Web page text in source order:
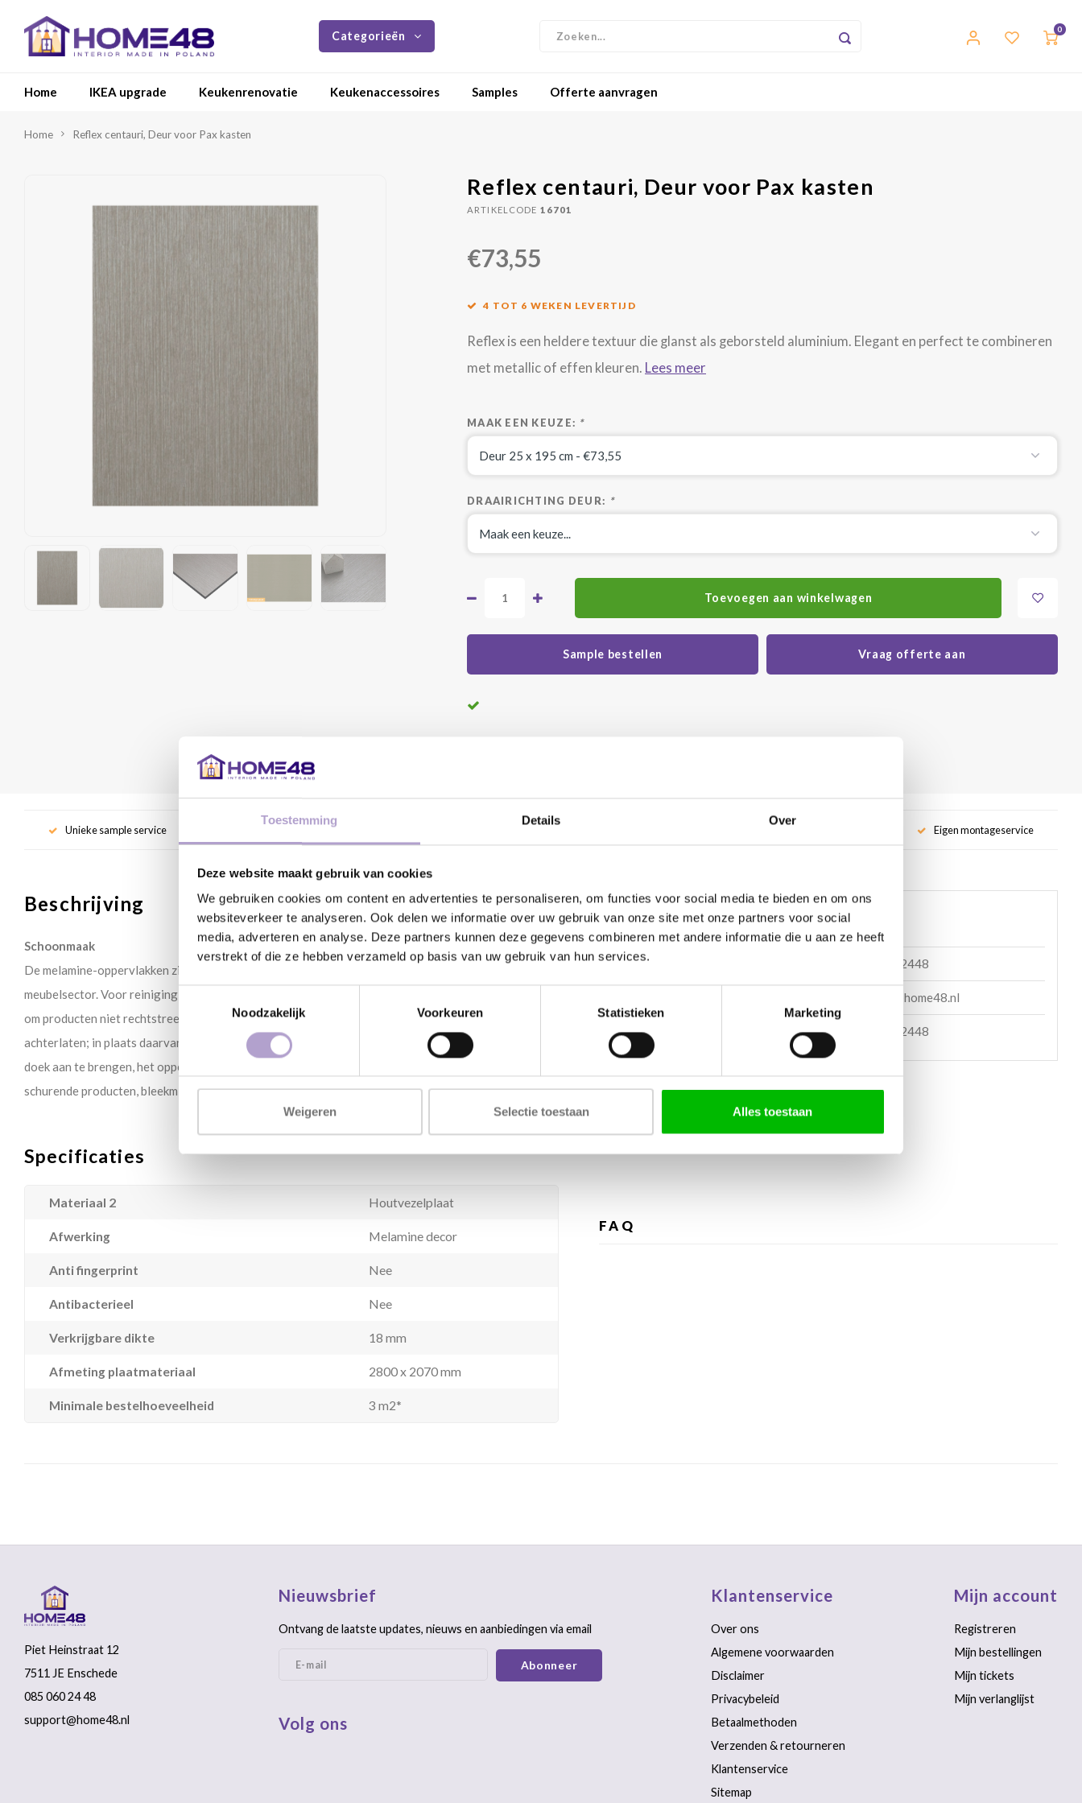
Toestemming Details Over
Deze website maakt gebruik van cookies
We gebruiken cookies om content en advertenties te personaliseren, om functies voor social media te bieden en om ons
websiteverkeer te analyseren. Ook delen we informatie over uw gebruik van onze site met onze partners voor social
media, adverteren en analyse. Deze partners kunnen deze gegevens combineren met andere informatie die u aan ze heeft
verstrekt of die ze hebben verzameld op basis van uw gebruik van hun services.
Noodzakelijk
Voorkeuren Statistieken Marketing
Weigeren Selectie toestaan Alles toestaan
Categorieën 0
Home IKEA upgrade Keukenrenovatie Keukenaccessoires Samples Offerte aanvragen
Home Reflex centauri, Deur voor Pax kasten
Reflex centauri, Deur voor Pax kasten
ARTIKELCODE 16701
€73,55
4 TOT 6 WEKEN LEVERTIJD
Reflex is een heldere textuur die glanst als geborsteld aluminium. Elegant en perfect te combineren
met metallic of effen kleuren. Lees meer
MAAK EEN KEUZE: *
DRAAIRICHTING DEUR: *
Toevoegen aan winkelwagen
Sample bestellen Vraag offerte aan
Unieke sample service Eigen montageservice
Beschrijving
Schoonmaak
De melamine-oppervlakken zijn de meest resistente onder de oppervlakken die worden gebruikt in de
meubelsector. Voor reiniging kies een wasmiddel voor huishoudelijk gebruik. Het wordt aanbevolen
om producten niet rechtstreeks op het oppervlak te spuiten, omdat dit kan vlekken en vlekken
achterlaten; in plaats daarvan verdient het de voorkeur om het wasmiddel op een zachte, vochtige
doek aan te brengen, het oppervlak schoon te maken en spoel het daarna uit. Vermijd het gebruik van
schurende producten, bleekmiddelen of sterk gechloreerde producten of zuren.
Specificaties
Materiaal 2 Houtvezelplaat
Afwerking Melamine decor
Anti fingerprint Nee
Antibacterieel Nee
Verkrijgbare dikte 18 mm
Afmeting plaatmateriaal 2800 x 2070 mm
Minimale bestelhoeveelheid 3 m2*
Kunnen wij helpen?
085 060 2448
support@home48.nl
085 060 2448
FAQ
Piet Heinstraat 12
7511 JE Enschede
085 060 24 48
support@home48.nl
Nieuwsbrief
Ontvang de laatste updates, nieuws en aanbiedingen via email
Abonneer
Volg ons
Klantenservice
Over ons
Algemene voorwaarden
Disclaimer
Privacybeleid
Betaalmethoden
Verzenden & retourneren
Klantenservice
Sitemap
Mijn account
Registreren
Mijn bestellingen
Mijn tickets
Mijn verlanglijst